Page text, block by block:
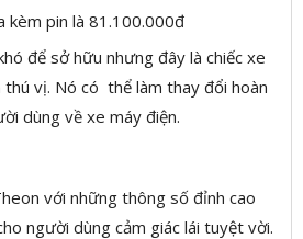
kèm pin là 81.100.000đ
để sở hữu nhưng đây là chiếc xe
vị. Nó có thể làm thay đổi hoàn
dùng về xe máy điện.
với những thông số đỉnh cao
người dùng cảm giác lái tuyệt vời.